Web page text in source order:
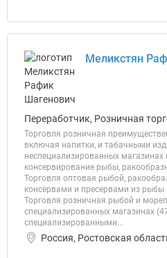
Меликстян
Переработчик, Розничная
Торговля розничная
включая напитки, и табачными
неспециализированных магазинах
консервирование рыбы,
Торговля оптовая рыбой,
консервами и пресервами из рыбы
Торговля розничная рыбой и
специализированных магазинах
специализированными...
Россия, Ростовская